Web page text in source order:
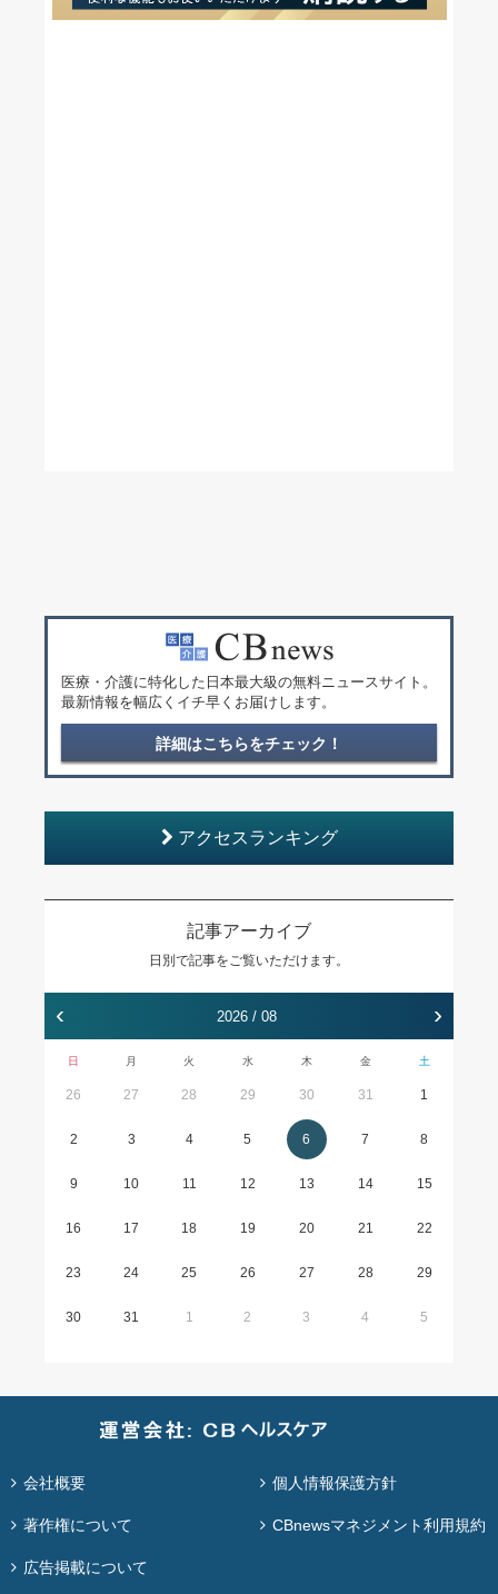
医療・介護に特化した日本最大級の無料ニュースサイト。
最新情報を幅広くイチ早くお届けします。
詳細はこちらをチェック！
アクセスランキング
記事アーカイブ
日別で記事をご覧いただけます。
‹ 2026 / 08 ›
日 月 火 水 木 金 土
26 27 28 29 30 31 1
2 3 4 5 6 7 8
9 10 11 12 13 14 15
16 17 18 19 20 21 22
23 24 25 26 27 28 29
30 31 1 2 3 4 5
会社概要 個人情報保護方針
著作権について CBnewsマネジメント利用規約
広告掲載について